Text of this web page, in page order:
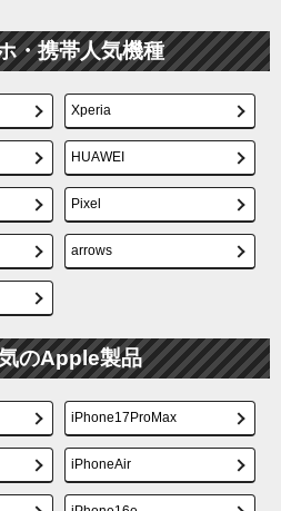
・携帯人気機種
Xperia
HUAWEI
Pixel
arrows
のApple製品
iPhone17ProMax
iPhoneAir